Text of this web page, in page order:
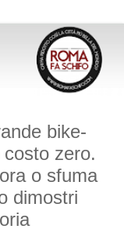
bike-
zero.
o sfuma
dimostri